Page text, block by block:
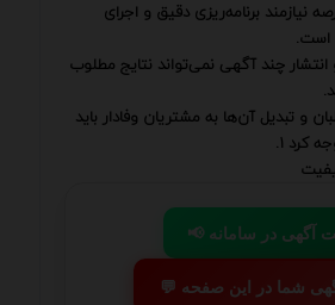
نیازمند برنامه‌ریزی دقیق و اجرای
است.
انتشار چند آگهی نمی‌تواند نتایج مطلوب
و تبدیل آن‌ها به مشتریان وفادار باید
کرد ۱.
ثبت آگهی در سامانه
آگهی شما در این صفحه